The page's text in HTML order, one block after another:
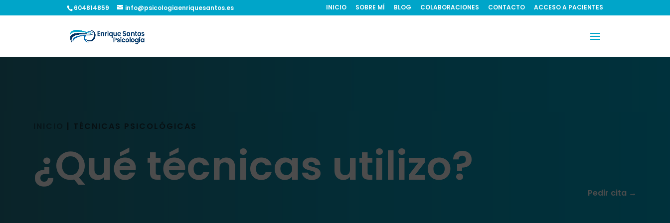
604814859 info@psicologiaenriquesantos.es INICIO SOBRE MÍ BLOG COLABORACIONES CONTACTO ACCESO A PACIENTES
| TÉCNICAS PSICOLÓGICAS
¿Qué técnicas utilizo? Pedir cita →